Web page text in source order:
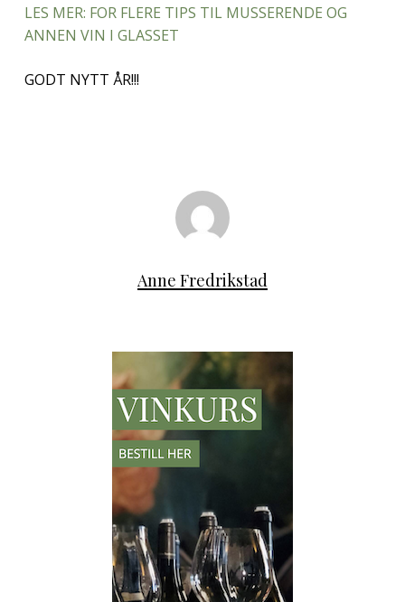
LES MER: FOR FLERE TIPS TIL MUSSERENDE OG
ANNEN VIN I GLASSET
GODT NYTT ÅR!!!
Anne Fredrikstad